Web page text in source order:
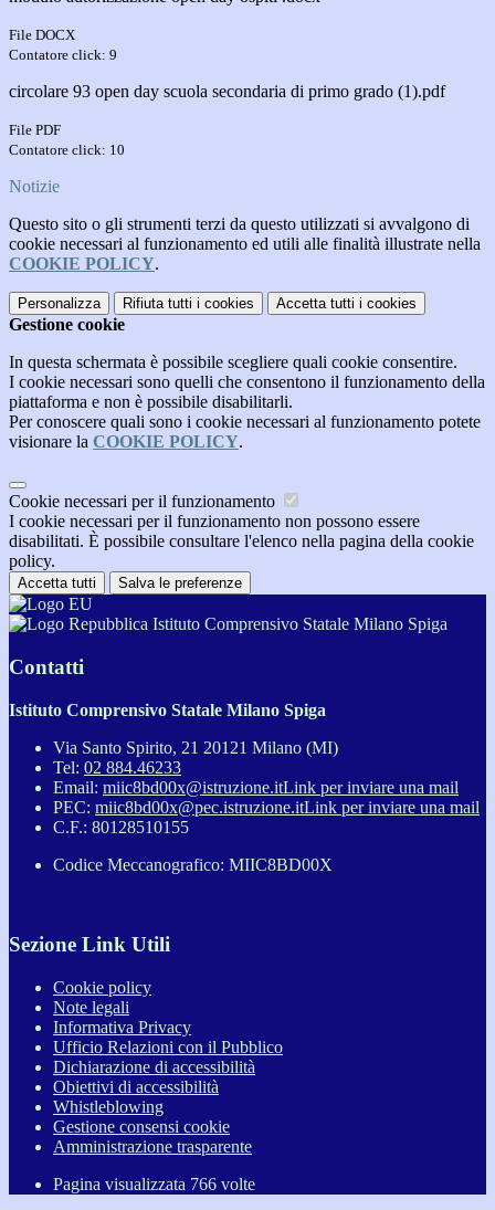
File DOCX
Contatore click: 9
circolare 93 open day scuola secondaria di primo grado (1).pdf
File PDF
Contatore click: 10
Notizie
Questo sito o gli strumenti terzi da questo utilizzati si avvalgono di
cookie necessari al funzionamento ed utili alle finalità illustrate nella
COOKIE POLICY.
Personalizza Rifiuta tutti i cookies Accetta tutti i cookies
Gestione cookie
In questa schermata è possibile scegliere quali cookie consentire.
I cookie necessari sono quelli che consentono il funzionamento della
piattaforma e non è possibile disabilitarli.
Per conoscere quali sono i cookie necessari al funzionamento potete
visionare la COOKIE POLICY.
Cookie necessari per il funzionamento
I cookie necessari per il funzionamento non possono essere
disabilitati. È possibile consultare l'elenco nella pagina della cookie
policy.
Accetta tutti Salva le preferenze
Istituto Comprensivo Statale Milano Spiga
Contatti
Istituto Comprensivo Statale Milano Spiga
Via Santo Spirito, 21 20121 Milano (MI)
Tel: 02 884.46233
Email: miic8bd00x@istruzione.itLink per inviare una mail
PEC: miic8bd00x@pec.istruzione.itLink per inviare una mail
C.F.: 80128510155
Codice Meccanografico: MIIC8BD00X
Sezione Link Utili
Cookie policy
Note legali
Informativa Privacy
Ufficio Relazioni con il Pubblico
Dichiarazione di accessibilità
Obiettivi di accessibilità
Whistleblowing
Gestione consensi cookie
Amministrazione trasparente
Pagina visualizzata 766 volte